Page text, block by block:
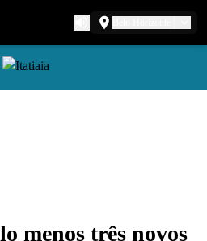
menos três novos